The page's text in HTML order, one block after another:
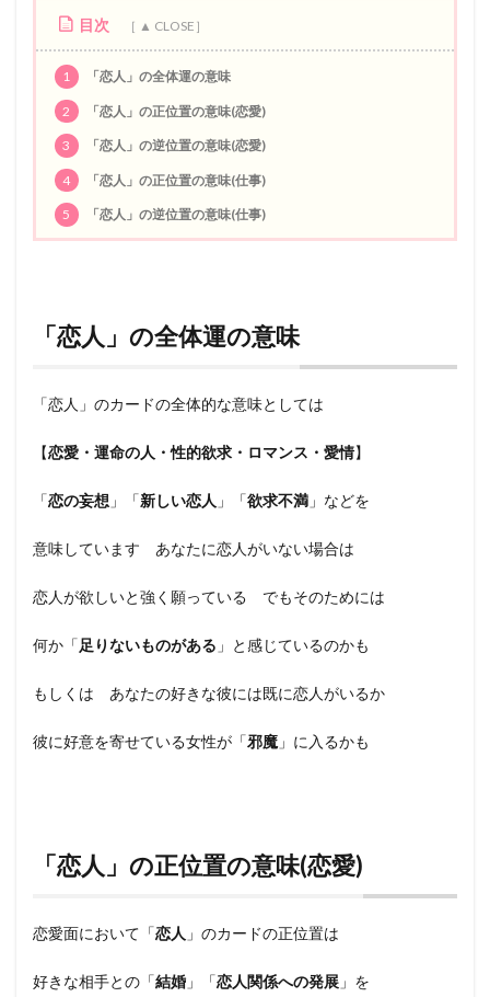
目次
1 「恋人」の全体運の意味
2 「恋人」の正位置の意味(恋愛)
3 「恋人」の逆位置の意味(恋愛)
4 「恋人」の正位置の意味(仕事)
5 「恋人」の逆位置の意味(仕事)
「恋人」の全体運の意味
「恋人」のカードの全体的な意味としては
【恋愛・運命の人・性的欲求・ロマンス・愛情】
「恋の妄想 」「新しい恋人 」「欲求不満 」などを
意味しています あなたに恋人がいない場合は
恋人が欲しいと強く願っている でもそのためには
何か「足りないものがある 」と感じているのかも
もしくは あなたの好きな彼には既に恋人がいるか
彼に好意を寄せている女性が「邪魔 」に入るかも
「恋人」の正位置の意味(恋愛)
恋愛面において「恋人 」のカードの正位置は
好きな相手との「結婚 」「恋人関係への発展 」を